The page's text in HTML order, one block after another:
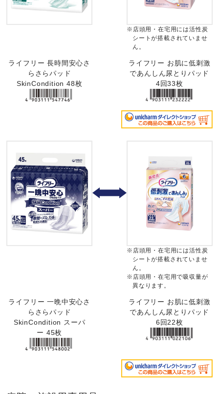
※店頭用・在宅用には活性炭
シートが搭載されていませ
ん。
ライフリー 長時間安心さ
らさらパッド
SkinCondition 48枚
ライフリー お肌に低刺激
であんしん尿とりパッド
4回33枚
※店頭用・在宅用には活性炭
シートが搭載されていませ
ん。
※店頭用・在宅用で吸収量が
異なります。
ライフリー 一晩中安心さ
らさらパッド
SkinCondition スーパ
ー 45枚
ライフリー お肌に低刺激
であんしん尿とりパッド
6回22枚